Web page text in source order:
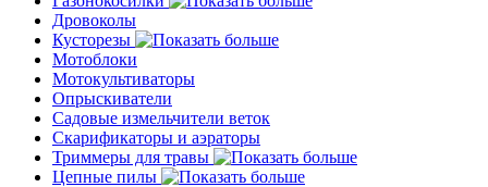
Дровоколы
Кусторезы
Мотоблоки
Мотокультиваторы
Опрыскиватели
Садовые измельчители веток
Скарификаторы и аэраторы
Триммеры для травы
Цепные пилы